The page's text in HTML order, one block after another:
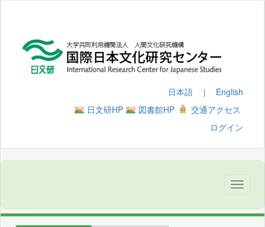
日本語 ｜ English
日文研HP
図書館HP
交通アクセス
ログイン